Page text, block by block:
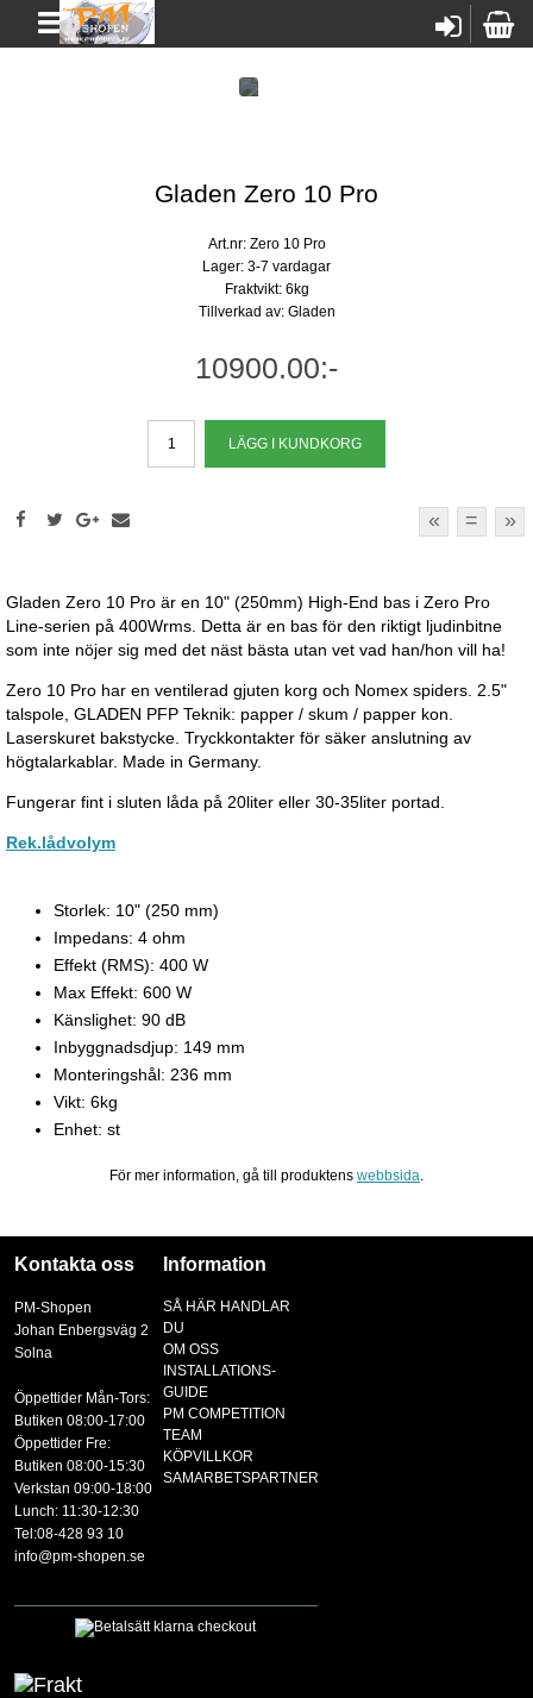
Gladen Zero 10 Pro
Art.nr: Zero 10 Pro
Lager: 3-7 vardagar
Fraktvikt: 6kg
Tillverkad av: Gladen
10900.00:-
« = »
Gladen Zero 10 Pro är en 10" (250mm) High-End bas i Zero Pro
Line-serien på 400Wrms. Detta är en bas för den riktigt ljudinbitne
som inte nöjer sig med det näst bästa utan vet vad han/hon vill ha!
Zero 10 Pro har en ventilerad gjuten korg och Nomex spiders. 2.5"
talspole, GLADEN PFP Teknik: papper / skum / papper kon
Laserskuret bakstycke. Tryckkontakter för säker anslutning av
högtalarkablar. Made in Germany.
Fungerar fint i sluten låda på 20liter eller 30-35liter portad.
Rek.lådvolym
Storlek: 10" (250 mm)
Impedans: 4 ohm
Effekt (RMS): 400 W
Max Effekt: 600 W
Känslighet: 90 dB
Inbyggnadsdjup: 149 mm
Monteringshål: 236 mm
Vikt: 6kg
Enhet: st
För mer information, gå till produktens webbsida
Kontakta oss
PM-Shopen
Johan Enbergsväg 2
Solna
Öppettider Mån-Tors:
Butiken 08:00-17:00
Öppettider Fre:
Butiken 08:00-15:30
Verkstan 09:00-18:00
Lunch: 11:30-12:30
Tel:08-428 93 10
info@pm-shopen.se
Information
SÅ HÄR HANDLAR
DU
OM OSS
INSTALLATIONS-
GUIDE
PM COMPETITION
TEAM
KÖPVILLKOR
SAMARBETSPARTNER